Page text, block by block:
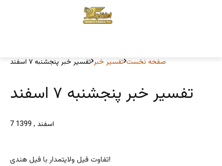
صفحه نخست تفسیر خبر تفسیر خبر پنجشنبه ۷ اسفند
تفسیر خبر پنجشنبه ۷ اسفند
7 اسفند , 1399
تفاوت فیل ولایتمدار با فیل هندی!